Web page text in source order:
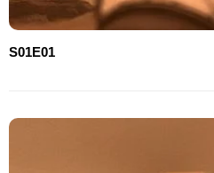
S01E01